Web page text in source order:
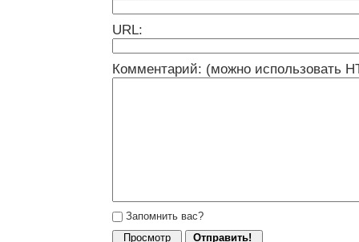
URL:
Комментарий: (можно использовать
Запомнить вас?